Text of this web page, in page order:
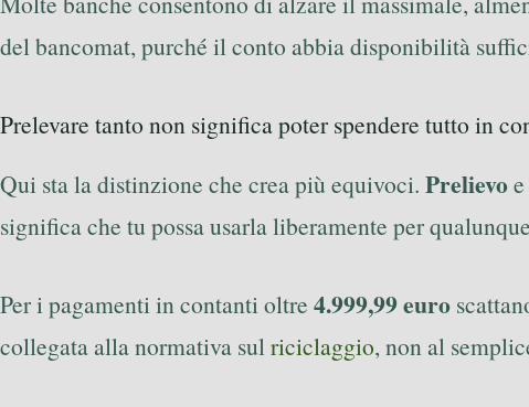
del bancomat, purché il conto abbia disponibilità
Prelevare tanto non significa poter spendere tutto in
Qui sta la distinzione che crea più equivoci. Prelievoe
significa che tu possa usarla liberamente per
Per i pagamenti in contanti oltre 4.999,99 euro
collegata alla normativa sul riciclaggio, non al